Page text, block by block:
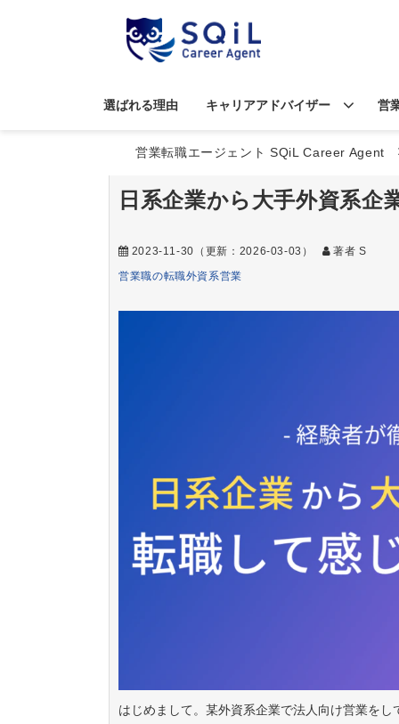
選ばれる理由 キャリアアドバイザー 営
営業転職エージェント SQiL Career Agent
日系企業から大手外資系
2023-11-30 （更新： 2026-03-03 ）
著者 S
営業職の転職外資系営業
はじめまして。某外資系企業で法人向け営業をし